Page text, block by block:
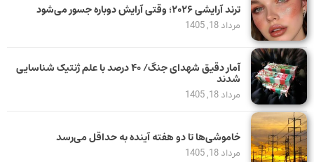
ترند آرایشی ۲۰۲۶؛ وقتی آرایش دوباره جسور می‌شود
مرداد 18, 1405
آمار دقیق شهدای جنگ/ ۴۰ درصد با علم ژنتیک شناسایی
شدند
مرداد 18, 1405
خاموشی‌ها تا دو هفته آینده به حداقل می‌رسد
مرداد 18, 1405